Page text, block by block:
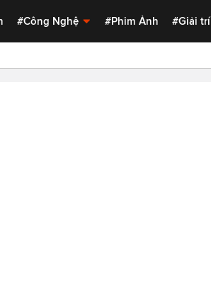
#Công Nghệ #Phim Ảnh #Giải trí